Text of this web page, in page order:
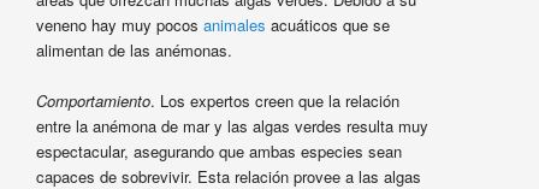
veneno hay muy pocos animales acuáticos que se
alimentan de las anémonas.
Comportamiento. Los expertos creen que la relación
entre la anémona de mar y las algas verdes resulta muy
espectacular, asegurando que ambas especies sean
capaces de sobrevivir. Esta relación provee a las algas